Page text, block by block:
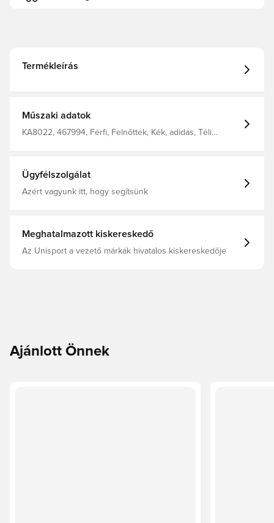
Termékleírás
Műszaki adatok
KA8022, 467994, Férfi, Felnőttek, Kék, adidas, Téli
Ügyfélszolgálat
Azért vagyunk itt, hogy segítsünk
Meghatalmazott kiskereskedő
Az Unisport a vezető márkák hivatalos kiskereskedője
Ajánlott Önnek